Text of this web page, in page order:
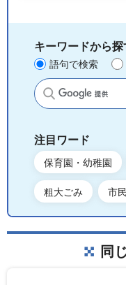
キーワードから探
語句で検索
サイト内検索
注目ワード
保育園・幼稚園
粗大ごみ 市
同